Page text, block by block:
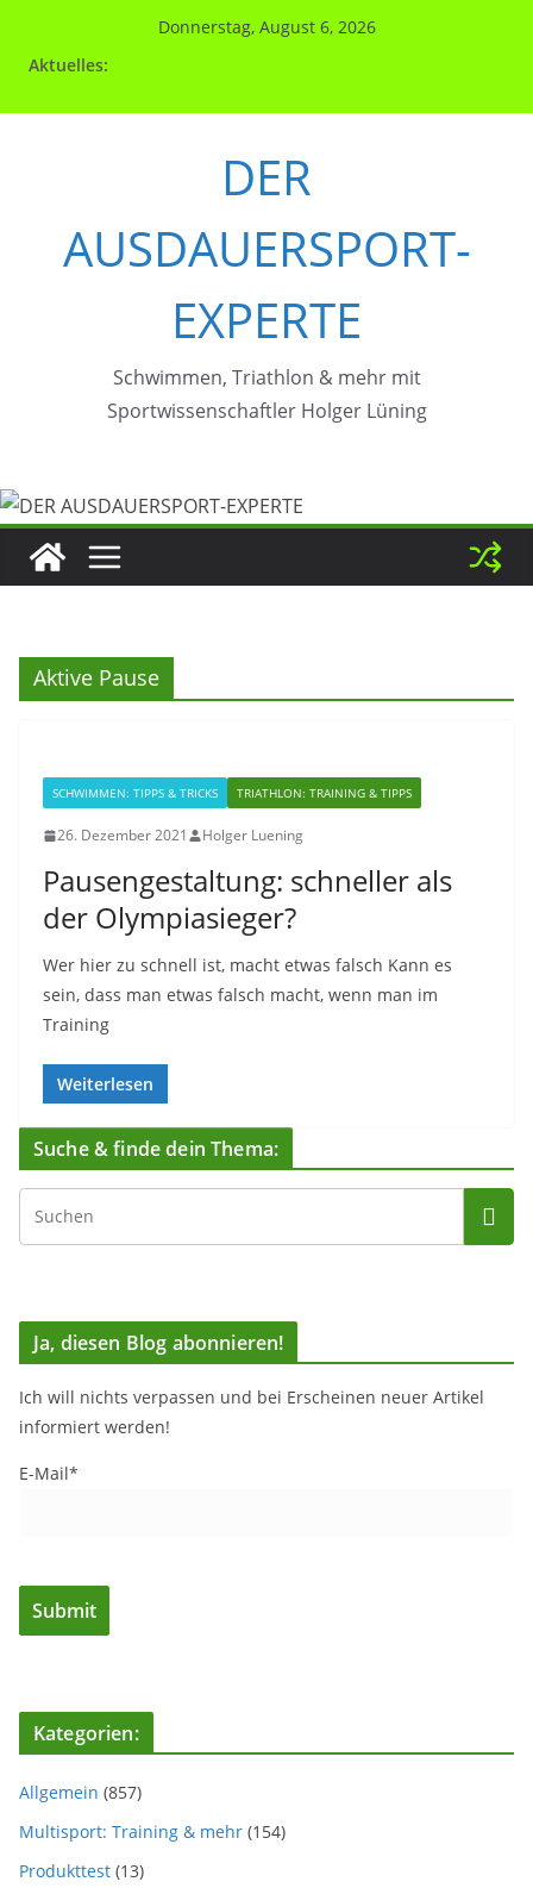
Donnerstag, August 6, 2026
Aktuelles:
DER
AUSDAUERSPORT-
EXPERTE
Schwimmen, Triathlon & mehr mit
Sportwissenschaftler Holger Lüning
Aktive Pause
SCHWIMMEN: TIPPS & TRICKS TRIATHLON: TRAINING & TIPPS
26. Dezember 2021 Holger Luening
Pausengestaltung: schneller als
der Olympiasieger?
Wer hier zu schnell ist, macht etwas falsch Kann es
sein, dass man etwas falsch macht, wenn man im
Training
Weiterlesen
Suche & finde dein Thema:
Ja, diesen Blog abonnieren!
Ich will nichts verpassen und bei Erscheinen neuer Artikel
informiert werden!
E-Mail*
Kategorien:
Allgemein (857)
Multisport: Training & mehr (154)
Produkttest (13)